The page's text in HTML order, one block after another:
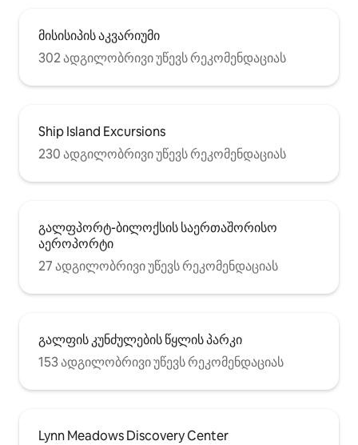
მისისიპის აკვარიუმი
302 ადგილობრივი უწევს რეკომენდაციას
Ship Island Excursions
230 ადგილობრივი უწევს რეკომენდაციას
გალფპორტ-ბილოქსის საერთაშორისო
აეროპორტი
27 ადგილობრივი უწევს რეკომენდაციას
გალფის კუნძულების წყლის პარკი
153 ადგილობრივი უწევს რეკომენდაციას
Lynn Meadows Discovery Center